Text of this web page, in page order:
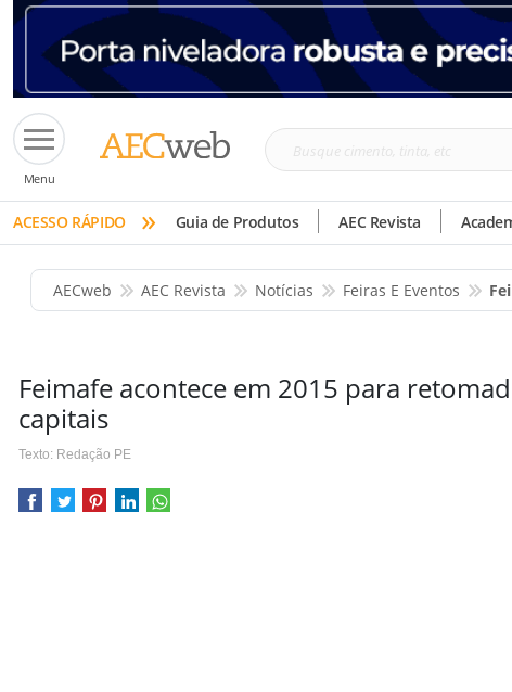
Menu
Busque
tinta,
etc
ACESSO RÁPIDO » Guia de Produtos AEC Revista
AECweb AEC Revista Notícias Feiras E Eventos
Feimafe acontece em 2015 para
capitais
Texto: Redação PE